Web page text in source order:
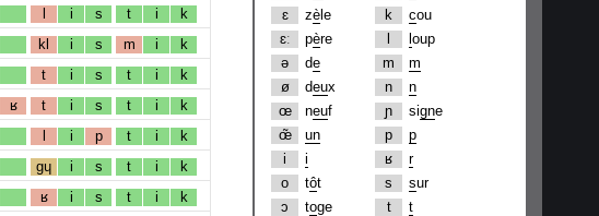
l i s t i k
kl i s m i k
t i s t i k
ʁ t i s t i k
l i p t i k
gɥ i s t i k
ʁ i s t i k
ɛ
zè le
ɛː
père
ə
de
ø
deux
œ
neuf
œ̃
un
i
i
o
tôt
ɔ
toge
k
cou
oup
m
m
n
n
ɲ
signe
p
p
ʁ
r
s
sur
t
t